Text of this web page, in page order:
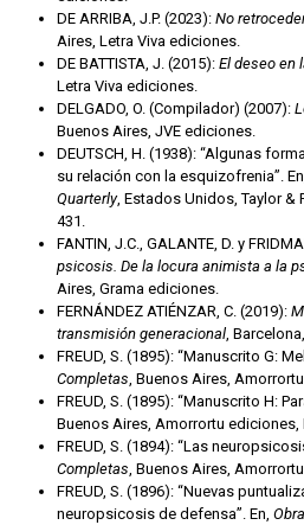
DE ARRIBA, J.P. (2023):No
Aires, Letra Viva ediciones.
DE BATTISTA, J. (2015):El deseo en
Letra Viva ediciones.
DELGADO, O. (Compilador) (2007):
Buenos Aires, JVE ediciones.
DEUTSCH, H. (1938): “Algunas
su relación con la esquizofrenia”. En,
Quarterly, Estados Unidos, Taylor &
431.
FANTIN, J.C., GALANTE, D. y
psicosis. De la locura animista a la
Aires, Grama ediciones.
FERNÁNDEZ ATIÉNZAR, C. (2019):
transmisión generacional ,
FREUD, S. (1895): “Manuscrito G:
Completas , Buenos Aires,
FREUD, S. (1895): “Manuscrito H:
Buenos Aires, Amorrortu ediciones,
FREUD, S. (1894): “Las
Completas , Buenos Aires,
FREUD, S. (1896): “Nuevas
neuropsicosis de defensa”. En,